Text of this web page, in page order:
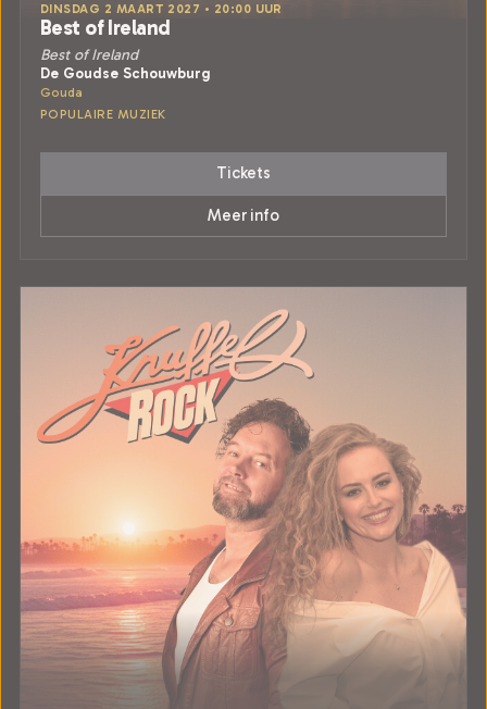
DINSDAG 2 MAART 2027 • 20:00 UUR
Best of Ireland
Best of Ireland
De Goudse Schouwburg
Gouda
POPULAIRE MUZIEK
Tickets
Meer info